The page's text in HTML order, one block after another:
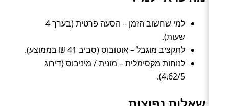
למי שחשוב הזמן – הסעה פרטית (בערך 4
שעות).
לתקציב מוגבל – אוטובוס (סביב 41 ₪ בממוצע).
לנוחות מקסימלית – מונית / מיניבוס (דירוג
4.62/5).